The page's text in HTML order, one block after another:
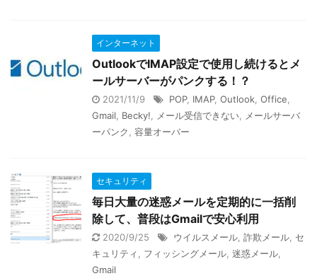
インターネット
OutlookでIMAP設定で使用し続けるとメ
ールサーバーがパンクする！？
2021/11/9 POP, IMAP, Outlook Office
Gmail
Becky! メール受信できない
メールサーバ
ーパンク
容量オーバー
セキュリティ
毎日大量の迷惑メールを定期的に一括削
除して、普段はGmailで安心利用
2020/9/25 ウイルスメール 詐欺メール セ
キュリティ
フィッシングメール 迷惑メール
Gmail